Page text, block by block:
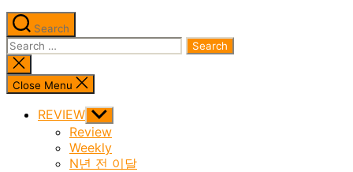
Search
Search
for:
Close
search
Close Menu
REVIEW Show
sub
menu
Review
Weekly
N년 전 이달